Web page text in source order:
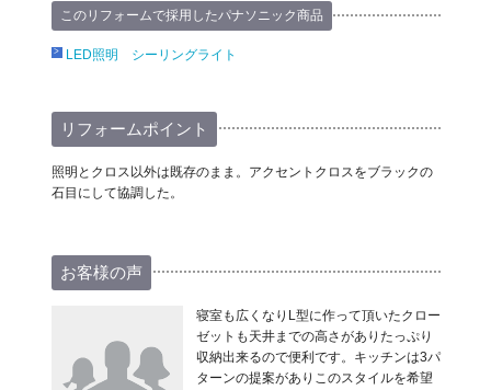
このリフォームで採用したパナソニック商品
LED照明 シーリングライト
リフォームポイント
照明とクロス以外は既存のまま。アクセントクロスをブラックの
石目にして協調した。
お客様の声
寝室も広くなりL型に作って頂いたクロー
ゼットも天井までの高さがありたっぷり
収納出来るので便利です。キッチンは3パ
ターンの提案がありこのスタイルを希望